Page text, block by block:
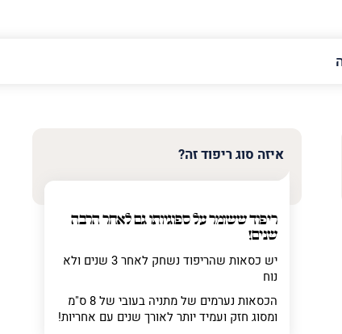
איזה סוג ריפוד זה?
ריפוד ששומר על ספוגיותו גם לאחר הרבה
שנים!
יש כסאות שהריפוד נשחק לאחר 3 שנים ולא
נוח
הכסאות נערמים של מתניה בעובי של 8 ס"מ
ומסוג חזק ועמיד יותר לאורך שנים עם אחריות!